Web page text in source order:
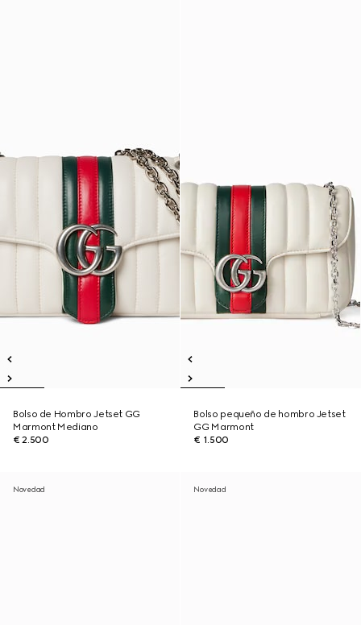
Bolso de Hombro Jetset GG
Marmont Mediano
€ 2.500
Bolso pequeño de hombro Jetset
GG Marmont
€ 1.500
Novedad Novedad